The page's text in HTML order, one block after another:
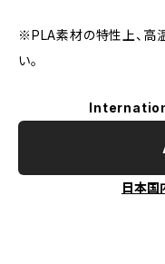
※PLA素材の特性上、高
い。
日本国